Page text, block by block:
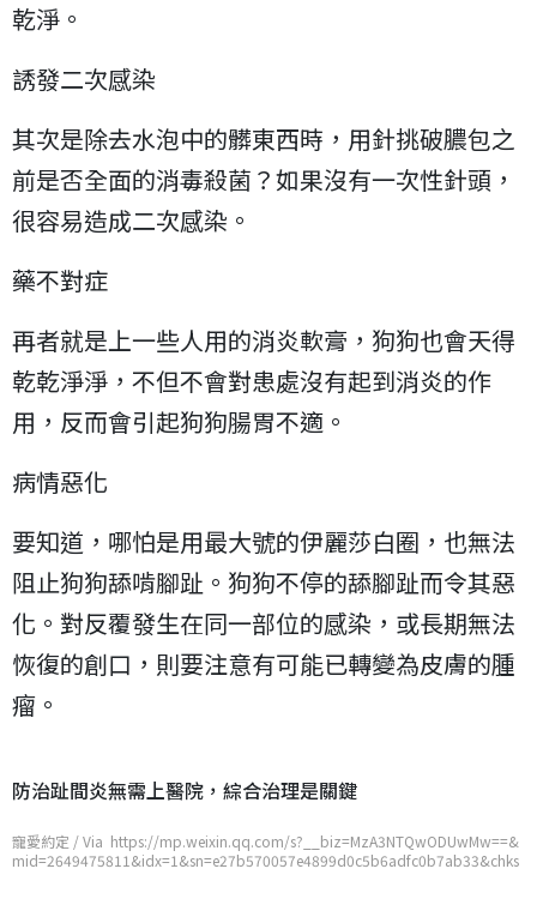
乾淨。
誘發二次感染
其次是除去水泡中的髒東西時，用針挑破膿包之
前是否全面的消毒殺菌？如果沒有一次性針頭，
很容易造成二次感染。
藥不對症
再者就是上一些人用的消炎軟膏，狗狗也會天得
乾乾淨淨，不但不會對患處沒有起到消炎的作
用，反而會引起狗狗腸胃不適。
病情惡化
要知道，哪怕是用最大號的伊麗莎白圈，也無法
阻止狗狗舔啃腳趾。狗狗不停的舔腳趾而令其惡
化。對反覆發生在同一部位的感染，或長期無法
恢復的創口，則要注意有可能已轉變為皮膚的腫
瘤。
防治趾間炎無需上醫院，綜合治理是關鍵
寵愛約定 / Via https://mp.weixin.qq.com/s?__biz=MzA3NTQwODUwMw==&
mid=2649475811&idx=1&sn=e27b570057e4899d0c5b6adfc0b7ab33&chks